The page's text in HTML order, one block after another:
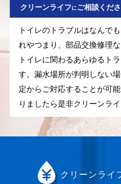
クリーンライフにご相談くださ
トイレのトラブルはなんで
れやつまり、部品交換修理
トイレに関わるあらゆるト
す。漏水場所が判明しない
定からご対応することが可
りましたら是非クリーンラ
クリーンライ